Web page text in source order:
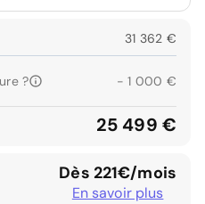
31 362 €
? - 1 000 €
25 499 €
Dès 221€/mois
En savoir plus